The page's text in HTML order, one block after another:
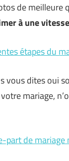
de meilleure
à une
étapes du
vous dites oui
mariage,
part de mariage